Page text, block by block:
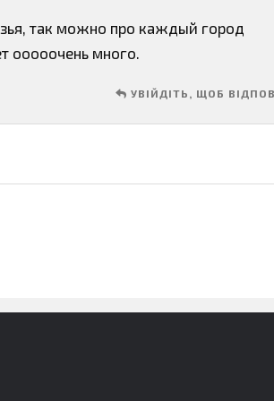
так можно про каждый город
ооооочень много.
УВІЙДІТЬ, ЩОБ